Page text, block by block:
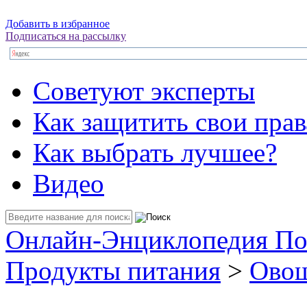
Добавить в избранное
Подписаться на рассылку
Советуют эксперты
Как защитить свои
Как выбрать лучшее?
Видео
Онлайн-Энциклопедия
Продукты питания >